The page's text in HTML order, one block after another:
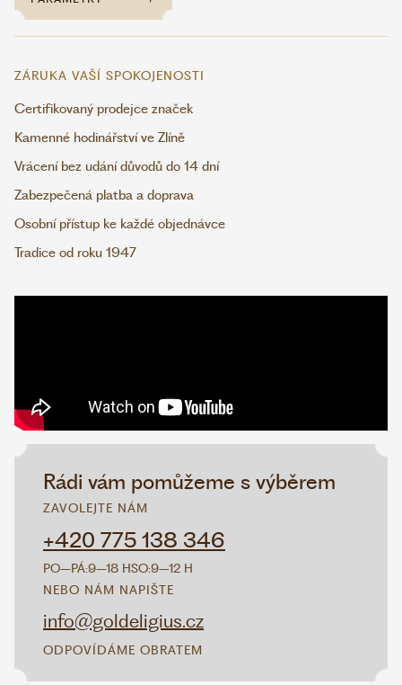
Rádi vám pomůžeme s výběrem
ZAVOLEJTE NÁM
+420 775 138 346
PO–PÁ:9–18 HSO:9–12 H
NEBO NÁM NAPIŠTE
info@goldeligius.cz
ODPOVÍDÁME OBRATEM
ZÁRUKA VAŠÍ SPOKOJENOSTI
Certifikovaný prodejce značek
Kamenné hodinářství ve Zlíně
Vrácení bez udání důvodů do 14 dní
Zabezpečená platba a doprava
Osobní přístup ke každé objednávce
Tradice od roku 1947